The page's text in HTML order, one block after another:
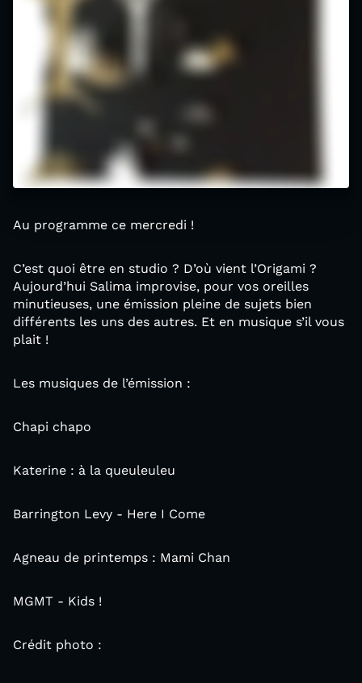
Au programme ce mercredi !
C’est quoi être en studio ? D’où vient l’Origami ?
Aujourd’hui Salima improvise, pour vos oreilles
minutieuses, une émission pleine de sujets bien
différents les uns des autres. Et en musique s’il vous
plait !
Les musiques de l’émission :
Chapi chapo
Katerine : à la queuleuleu
Barrington Levy - Here I Come
Agneau de printemps : Mami Chan
MGMT - Kids !
Crédit photo :